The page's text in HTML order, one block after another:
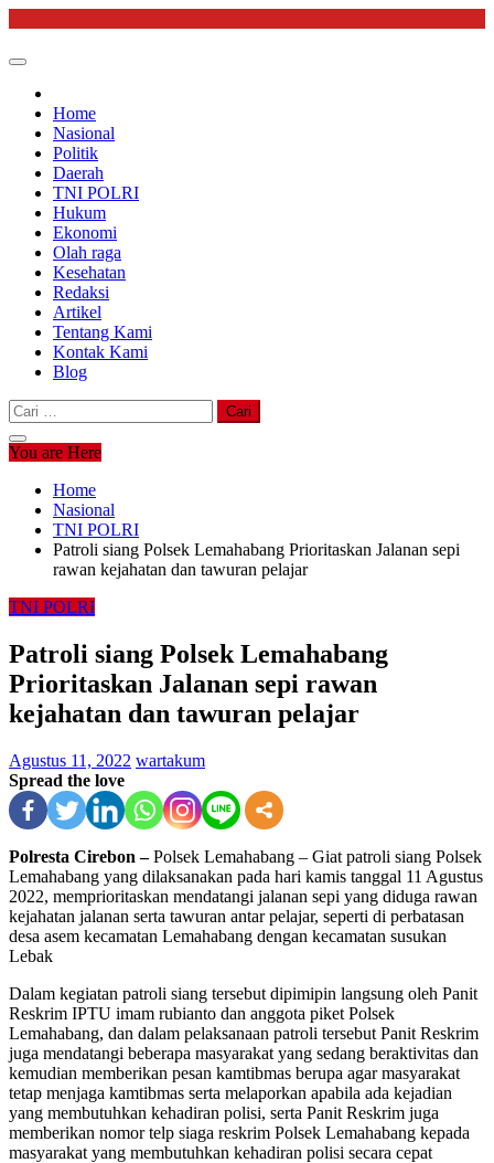
content
Home
Nasional
Politik
Daerah
TNI POLRI
Hukum
Ekonomi
Olah raga
Kesehatan
Redaksi
Artikel
Tentang Kami
Kontak Kami
Blog
Cari
untuk:
You are Here
Home
Nasional
TNI POLRI
Patroli siang Polsek Lemahabang Prioritaskan Jalanan sepi
rawan kejahatan dan tawuran pelajar
TNI POLRI
Patroli siang Polsek Lemahabang
Prioritaskan Jalanan sepi rawan
kejahatan dan tawuran pelajar
Agustus 11, 2022 wartakum
Spread the love
Polresta Cirebon –Polsek Lemahabang – Giat patroli siang Polsek
Lemahabang yang dilaksanakan pada hari kamis tanggal 11 Agustus
2022, memprioritaskan mendatangi jalanan sepi yang diduga rawan
kejahatan jalanan serta tawuran antar pelajar, seperti di perbatasan
desa asem kecamatan Lemahabang dengan kecamatan susukan
Lebak
Dalam kegiatan patroli siang tersebut dipimipin langsung oleh Panit
Reskrim IPTU imam rubianto dan anggota piket Polsek
Lemahabang, dan dalam pelaksanaan patroli tersebut Panit Reskrim
juga mendatangi beberapa masyarakat yang sedang beraktivitas dan
kemudian memberikan pesan kamtibmas berupa agar masyarakat
tetap menjaga kamtibmas serta melaporkan apabila ada kejadian
yang membutuhkan kehadiran polisi, serta Panit Reskrim juga
memberikan nomor telp siaga reskrim Polsek Lemahabang kepada
masyarakat yang membutuhkan kehadiran polisi secara cepat